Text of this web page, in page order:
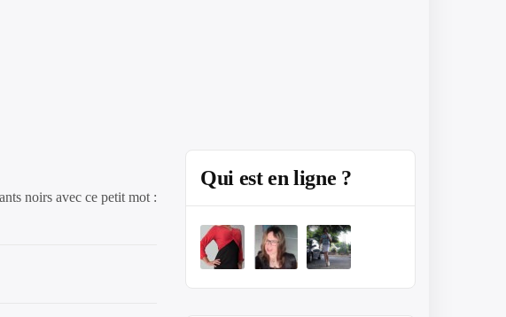
noirs avec ce petit mot :
Qui est en ligne ?